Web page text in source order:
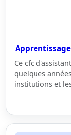
Ce cfc
quelques
institutions et